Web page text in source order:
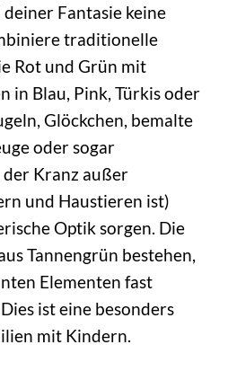
Fantasie keine
traditionelle
Rot und Grün mit
in Blau, Pink, Türkis oder
Glöckchen, bemalte
oder sogar
Kranz außer
und Haustieren ist)
Optik sorgen. Die
Tannengrün bestehen,
Elementen fast
ist eine besonders
mit Kindern.